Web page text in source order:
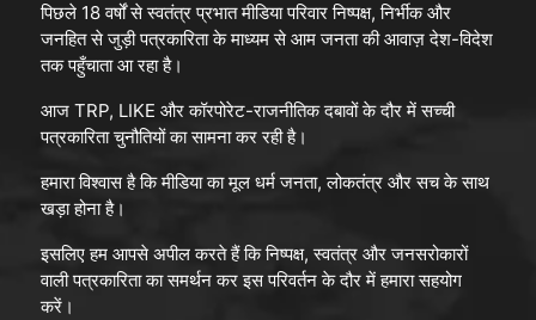
पिछले 18 वर्षों से स्वतंत्र प्रभात मीडिया परिवार निष्पक्ष, निर्भीक और
जनहित से जुड़ी पत्रकारिता के माध्यम से आम जनता की आवाज़ देश-विदेश
तक पहुँचाता आ रहा है।
आज TRP, LIKE और कॉरपोरेट-राजनीतिक दबावों के दौर में सच्ची
पत्रकारिता चुनौतियों का सामना कर रही है।
हमारा विश्वास है कि मीडिया का मूल धर्म जनता, लोकतंत्र और सच के साथ
खड़ा होना है।
इसलिए हम आपसे अपील करते हैं कि निष्पक्ष, स्वतंत्र और जनसरोकारों
वाली पत्रकारिता का समर्थन कर इस परिवर्तन के दौर में हमारा सहयोग
करें।